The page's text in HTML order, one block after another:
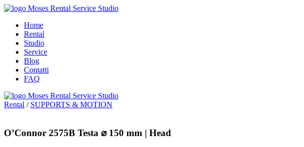
Home
Rental
Studio
Service
Blog
Contatti
FAQ
Rental / SUPPORTS & MOTION
O’Connor 2575B Testa ⌀ 150 mm | Head